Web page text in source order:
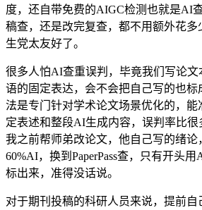
度，还自带免费的AIGC检测也就是AI
稿查，还是改完复查，都不用额外花
生党太友好了。
很多人怕AI查重误判，毕竟我们写论
语的固定表达，会不会把自己写的也标
法是专门针对学术论文场景优化的，能
定表述和整段AI生成内容，误判率比很
我之前帮师弟改论文，他自己写的绪论
60%AI，换到PaperPass查，只有开头
标出来，准得没话说。
对于期刊投稿的科研人员来说，提前自